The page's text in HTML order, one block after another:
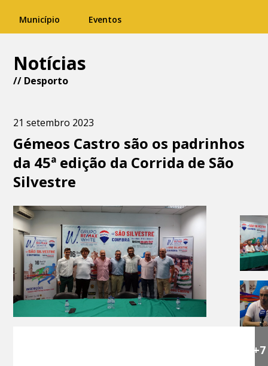
Município Eventos
Notícias
// Desporto
21 setembro 2023
Gémeos Castro são os padrinhos
da 45ª edição da Corrida de São
Silvestre
+7